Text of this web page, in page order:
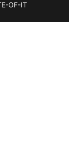
OF-IT